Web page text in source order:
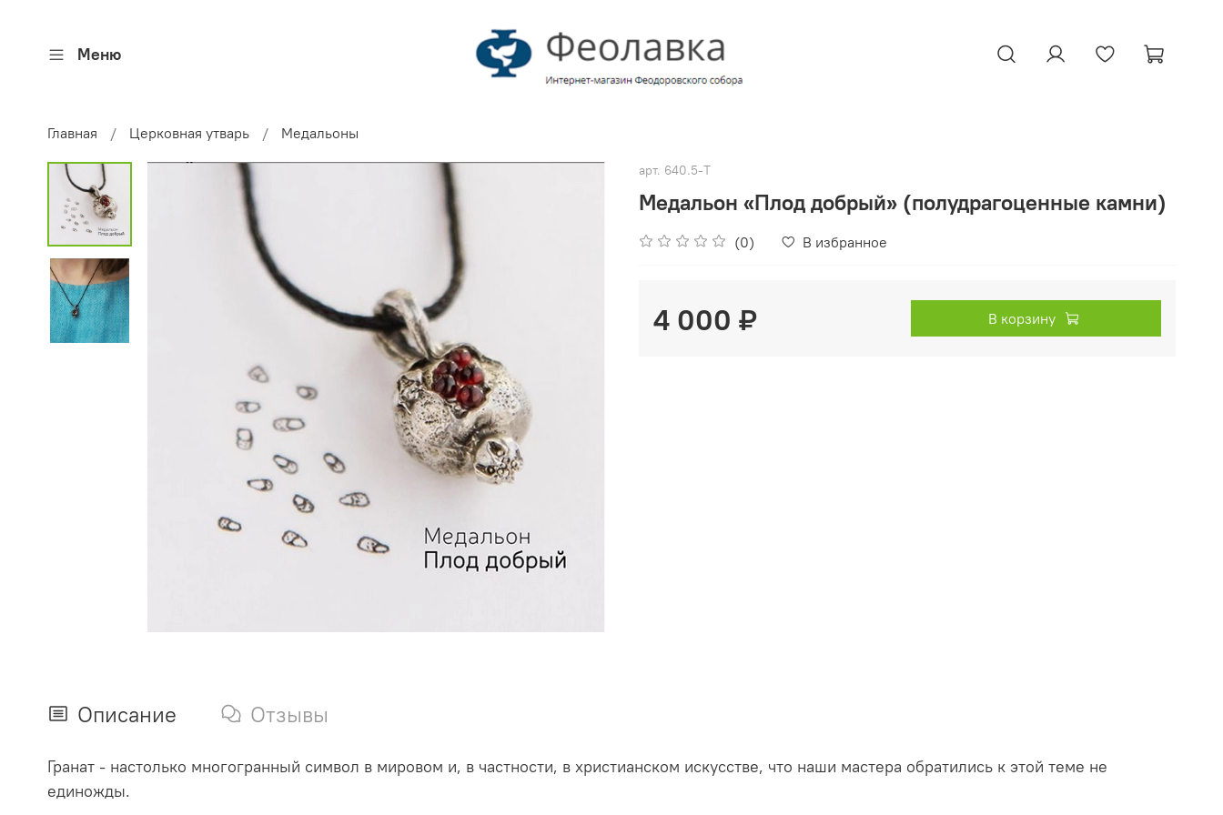
Меню
Главная Церковная утварь Медальоны
арт. 640.5-Т
Медальон «Плод добрый» (полудрагоценные камни)
(0) В избранное
4 000 ₽ В корзину
Описание Отзывы
Гранат - настолько многогранный символ в мировом и, в частности, в христианском искусстве, что наши мастера обратились к этой теме не
единожды.